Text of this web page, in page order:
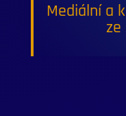
Mediální a
ze